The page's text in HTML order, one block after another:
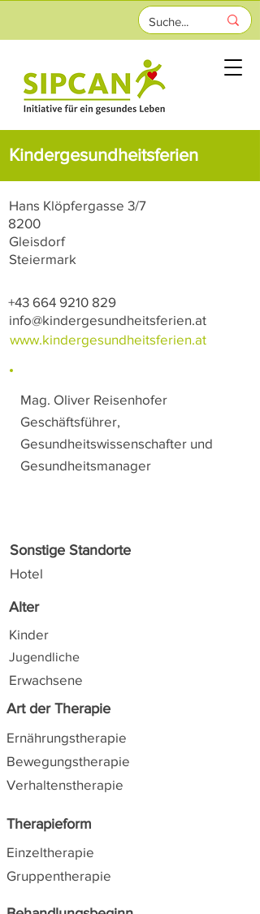
Kindergesundheitsferien
Hans Klöpfergasse 3/7
Gleisdorf
8200
Steiermark
+43 664 9210 829
info@kindergesundheitsferien.at
www.kindergesundheitsferien.at
Mag. Oliver Reisenhofer
Geschäftsführer,
Gesundheitswissenschafter und
Gesundheitsmanager
Sonstige Standorte
Hotel
Alter
Kinder
Jugendliche
Erwachsene
Art der Therapie
Ernährungstherapie
Bewegungstherapie
Verhaltenstherapie
Therapieform
Einzeltherapie
Gruppentherapie